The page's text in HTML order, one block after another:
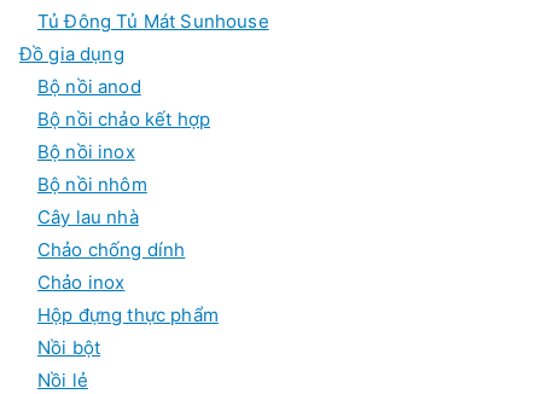
Tủ Đông Tủ Mát Sunhouse
Đồ gia dụng
Bộ nồi anod
Bộ nồi chảo kết hợp
Bộ nồi inox
Bộ nồi nhôm
Cây lau nhà
Chảo chống dính
Chảo inox
Hộp đựng thực phẩm
Nồi bột
Nồi lẻ